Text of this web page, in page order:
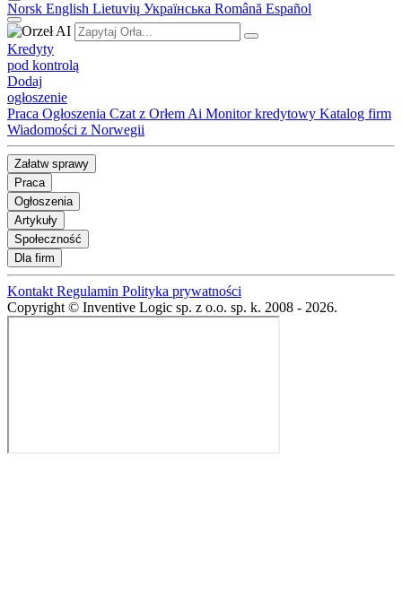
Norsk English Lietuvių Українська Română Español
Kredyty
pod kontrolą
Dodaj
ogłoszenie
Praca Ogłoszenia Czat z Orłem Ai Monitor kredytowy Katalog firm
Wiadomości z Norwegii
Załatw sprawy
Praca
Ogłoszenia
Artykuły
Społeczność
Dla firm
Kontakt Regulamin Polityka prywatności
Copyright © Inventive Logic sp. z o.o. sp. k. 2008 - 2026.